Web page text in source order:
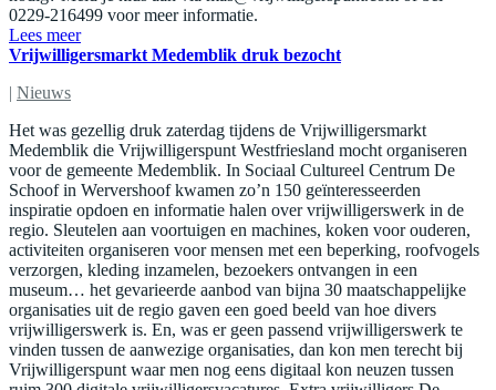
0229-216499 voor meer informatie.
Lees meer
Vrijwilligersmarkt Medemblik druk bezocht
| Nieuws
Het was gezellig druk zaterdag tijdens de Vrijwilligersmarkt
Medemblik die Vrijwilligerspunt Westfriesland mocht organiseren
voor de gemeente Medemblik. In Sociaal Cultureel Centrum De
Schoof in Wervershoof kwamen zo’n 150 geïnteresseerden
inspiratie opdoen en informatie halen over vrijwilligerswerk in de
regio. Sleutelen aan voortuigen en machines, koken voor ouderen,
activiteiten organiseren voor mensen met een beperking, roofvogels
verzorgen, kleding inzamelen, bezoekers ontvangen in een
museum… het gevarieerde aanbod van bijna 30 maatschappelijke
organisaties uit de regio gaven een goed beeld van hoe divers
vrijwilligerswerk is. En, was er geen passend vrijwilligerswerk te
vinden tussen de aanwezige organisaties, dan kon men terecht bij
Vrijwilligerspunt waar men nog eens digitaal kon neuzen tussen